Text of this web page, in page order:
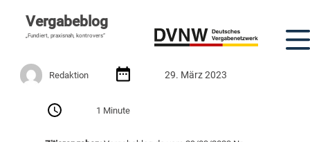
Vergabeblog
„Fundiert, praxisnah, kontrovers“
Redaktion 29. März 2023
1 Minute